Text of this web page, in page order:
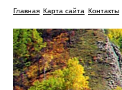
Главная Карта сайта Контакты